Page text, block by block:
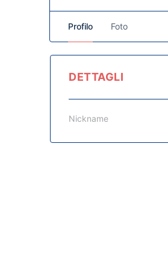
Profilo Foto
DETTAGLI
Nickname